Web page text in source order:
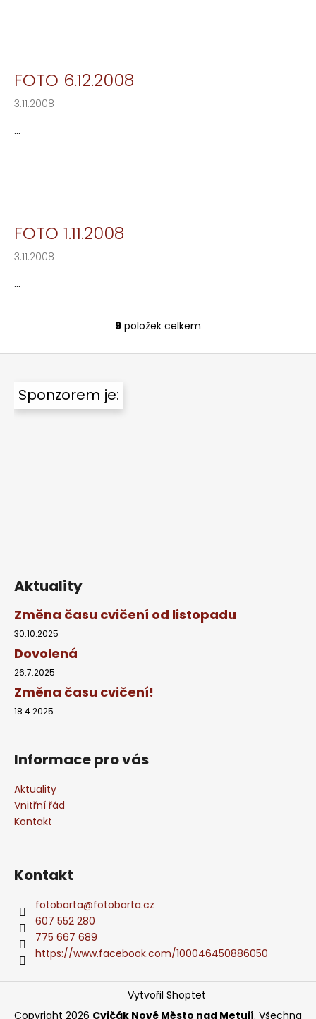
FOTO 6.12.2008
3.11.2008
...
FOTO 1.11.2008
3.11.2008
...
O
u
9 položek celkem
Z
Sponzorem je:
Aktuality
Změna času cvičení od listopadu
30.10.2025
Dovolená
26.7.2025
Změna času cvičení!
18.4.2025
Informace pro vás
Aktuality
Vnitřní řád
Kontakt
Kontakt
fotobarta@fotobarta.cz
607 552 280
775 667 689
https://www.facebook.com/100046450886050
Vytvořil Shoptet
Copyright 2026 Cvičák Nové Město nad Metují. Všechna